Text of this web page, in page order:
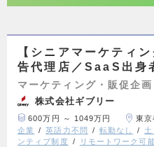
【シニアマーケティ
告代理店／SaaS出身
マーケティング・販促企画
株式会社ギブリー
600万円 ～ 1049万円 東京
企業
英語力不問 転勤なし
ンティブ制度
リモートワーク可